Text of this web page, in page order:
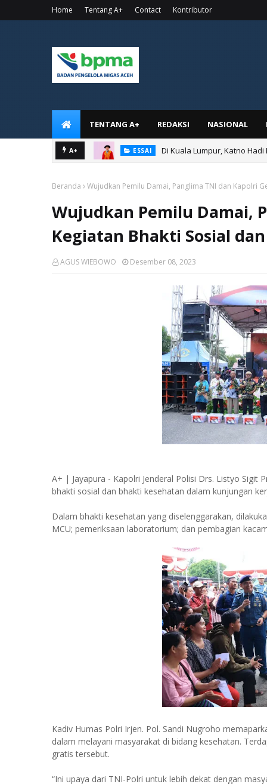
Home Tentang A+ Contact Kontributor
TENTANG A+ REDAKSI NASIONAL
A+ ESSAI Di Kuala Lumpur, Katno
Beranda Wujudkan Pemilu Damai, Panglima TNI dan Kapolri
Wujudkan Pemilu Damai,
Kegiatan Bhakti Sosial
AGUS WIEBOWO Desember 08, 2023
A+ | Jayapura - Kapolri Jenderal Polisi Drs. Listyo Sigit
bhakti sosial dan bhakti kesehatan dalam kunjungan
Dalam bhakti kesehatan yang diselenggarakan,
MCU; pemeriksaan laboratorium; dan pembagian
Kadiv Humas Polri Irjen. Pol. Sandi Nugroho
dalam melayani masyarakat di bidang kesehatan.
gratis tersebut.
“Ini upaya dari TNI-Polri untuk lebih dekat dengan